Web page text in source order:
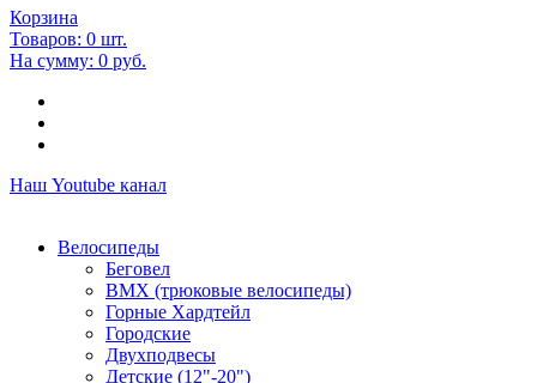
Корзина
Товаров: 0 шт.
На сумму: 0 руб.
Наш Youtube канал
Велосипеды
Беговел
ВМХ (трюковые велосипеды)
Горные Хардтейл
Городские
Двухподвесы
Детские (12"-20")